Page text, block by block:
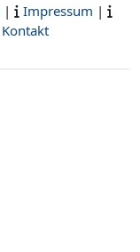
| Impressum |
Kontakt